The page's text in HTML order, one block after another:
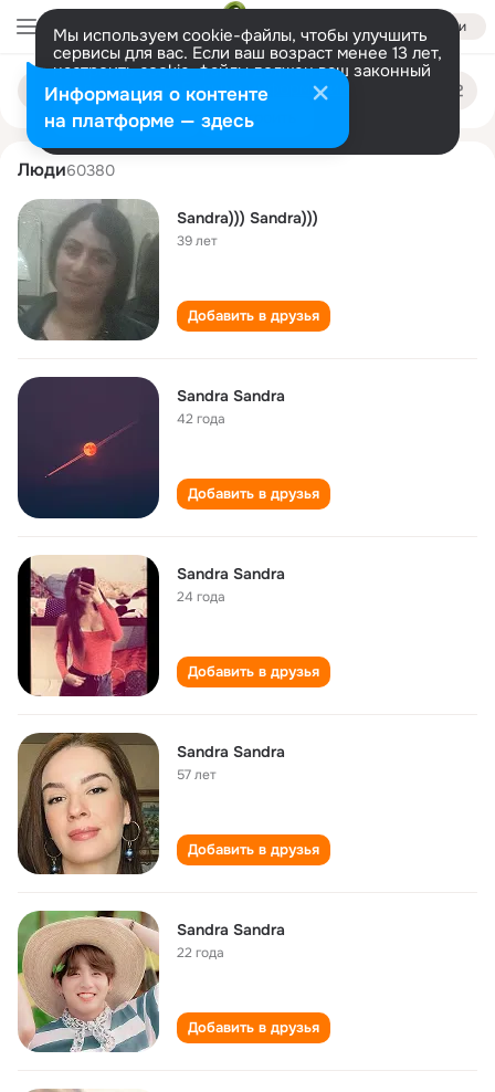
Войти
Мы используем cookie-файлы, чтобы улучшить
сервисы для вас. Если ваш возраст менее 13 лет,
настроить cookie-файлы должен ваш законный
представитель. Больше информации
Разрешить все Настроить
Поиск
людям
sandra sandra
Люди60380
Sandra))) Sandra)))
39 лет
Добавить в друзья
Sandra Sandra
42 года
Добавить в друзья
Sandra Sandra
24 года
Добавить в друзья
Sandra Sandra
57 лет
Добавить в друзья
Sandra Sandra
22 года
Добавить в друзья
Информация о контенте
на платформе — здесь